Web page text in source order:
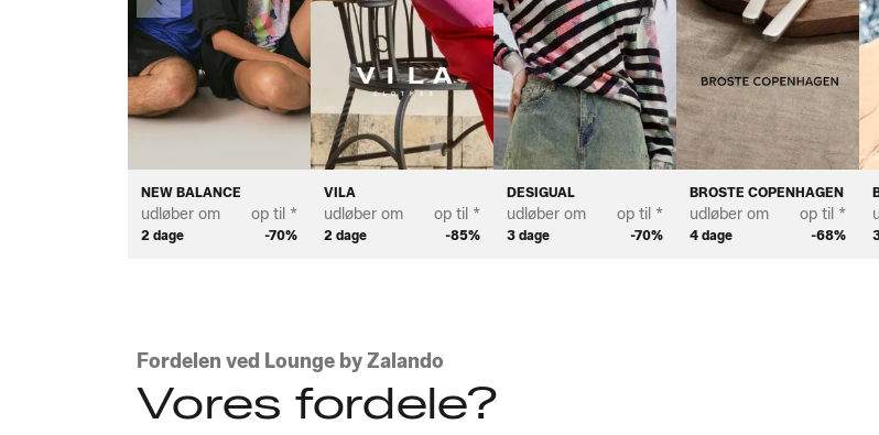
NEW BALANCE
udløber om
2 dage
op til *
-70%
VILA
udløber om
2 dage
op til *
-85%
DESIGUAL
udløber om
3 dage
op til *
-70%
BROSTE COPENHAGEN
udløber om
4 dage
op til *
-68%
Fordelen ved Lounge by Zalando
Vores fordele?